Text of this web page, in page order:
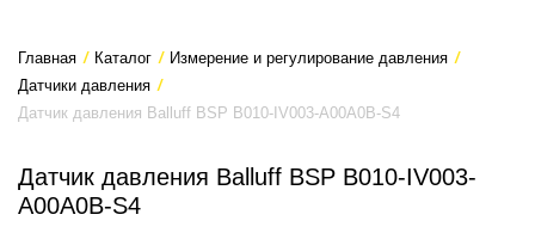
Главная / Каталог / Измерение и регулирование давления /
Датчики давления /
Датчик давления Balluff BSP B010-IV003-A00A0B-S4
Датчик давления Balluff BSP B010-IV003-
A00A0B-S4